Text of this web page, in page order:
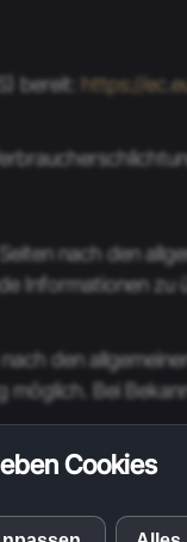
bereit: https://
nach den
Informationen
den
Bei
Einfluss
Cookies
von Drittanbietern